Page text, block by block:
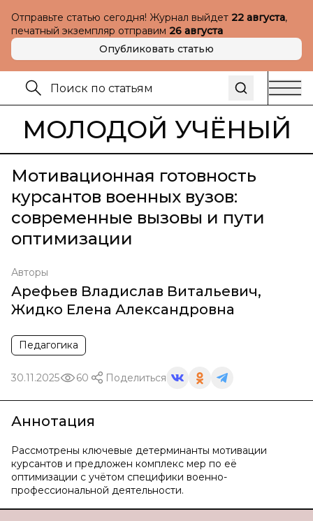
Отправьте статью сегодня! Журнал выйдет 22 августа,
печатный экземпляр отправим 26 августа
Опубликовать статью
МОЛОДОЙ УЧЁНЫЙ
Мотивационная готовность
курсантов военных вузов:
современные вызовы и пути
оптимизации
Авторы
Арефьев Владислав Витальевич,
Жидко Елена Александровна
Педагогика
30.11.2025 60 Поделиться
Аннотация
Рассмотрены ключевые детерминанты мотивации
курсантов и предложен комплекс мер по её
оптимизации с учётом специфики военно-
профессиональной деятельности.